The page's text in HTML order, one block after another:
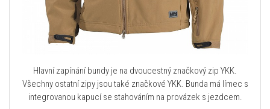
Hlavní zapínání bundy je na dvoucestný značkový zip YKK.
Všechny ostatní zipy jsou také značkové YKK. Bunda má límec s
integrovanou kapucí se stahováním na provázek s jezdcem.